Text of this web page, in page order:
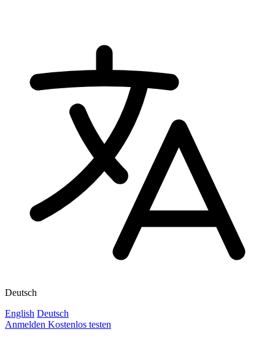
Deutsch
English Deutsch
Anmelden Kostenlos testen